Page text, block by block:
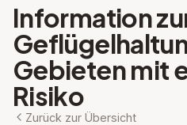
Information
Gebieten mit
Risiko
Zurück zur Übersicht